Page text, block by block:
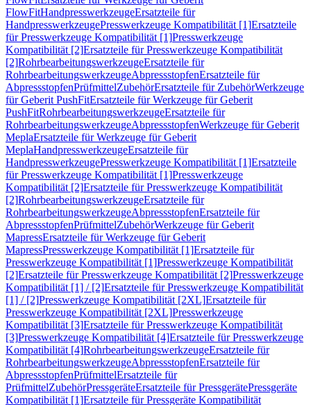
FlowFitHandpresswerkzeugeErsatzteile für
HandpresswerkzeugePresswerkzeuge Kompatibilität [1]Ersatzteile
für Presswerkzeuge Kompatibilität [1]Presswerkzeuge
Kompatibilität [2]Ersatzteile für Presswerkzeuge Kompatibilität
[2]RohrbearbeitungswerkzeugeErsatzteile für
RohrbearbeitungswerkzeugeAbpressstopfenErsatzteile für
AbpressstopfenPrüfmittelZubehörErsatzteile für ZubehörWerkzeuge
für Geberit PushFitErsatzteile für Werkzeuge für Geberit
PushFitRohrbearbeitungswerkzeugeErsatzteile für
RohrbearbeitungswerkzeugeAbpressstopfenWerkzeuge für Geberit
MeplaErsatzteile für Werkzeuge für Geberit
MeplaHandpresswerkzeugeErsatzteile für
HandpresswerkzeugePresswerkzeuge Kompatibilität [1]Ersatzteile
für Presswerkzeuge Kompatibilität [1]Presswerkzeuge
Kompatibilität [2]Ersatzteile für Presswerkzeuge Kompatibilität
[2]RohrbearbeitungswerkzeugeErsatzteile für
RohrbearbeitungswerkzeugeAbpressstopfenErsatzteile für
AbpressstopfenPrüfmittelZubehörWerkzeuge für Geberit
MapressErsatzteile für Werkzeuge für Geberit
MapressPresswerkzeuge Kompatibilität [1]Ersatzteile für
Presswerkzeuge Kompatibilität [1]Presswerkzeuge Kompatibilität
[2]Ersatzteile für Presswerkzeuge Kompatibilität [2]Presswerkzeuge
Kompatibilität [1] / [2]Ersatzteile für Presswerkzeuge Kompatibilität
[1] / [2]Presswerkzeuge Kompatibilität [2XL]Ersatzteile für
Presswerkzeuge Kompatibilität [2XL]Presswerkzeuge
Kompatibilität [3]Ersatzteile für Presswerkzeuge Kompatibilität
[3]Presswerkzeuge Kompatibilität [4]Ersatzteile für Presswerkzeuge
Kompatibilität [4]RohrbearbeitungswerkzeugeErsatzteile für
RohrbearbeitungswerkzeugeAbpressstopfenErsatzteile für
AbpressstopfenPrüfmittelErsatzteile für
PrüfmittelZubehörPressgeräteErsatzteile für PressgerätePressgeräte
Kompatibilität [1]Ersatzteile für Pressgeräte Kompatibilität